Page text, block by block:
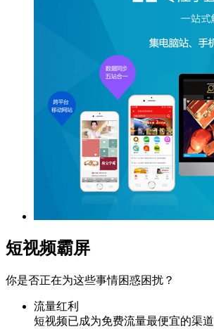
短视频霸屏
你是否正在为这些事情困惑困扰？
流量红利
短视频已成为免费流量最便宜的渠道